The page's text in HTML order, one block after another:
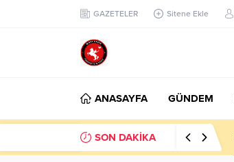
GAZETELER Sitene Ekle
ANASAYFA GÜNDEM
SON DAKİKA